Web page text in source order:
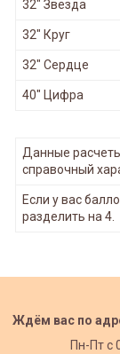
32" Звезда
32" Круг
32" Сердце
40" Цифра
Данные
справочный
Если у вас
разделить на 4.
Ждём вас по
Пн-Пт с